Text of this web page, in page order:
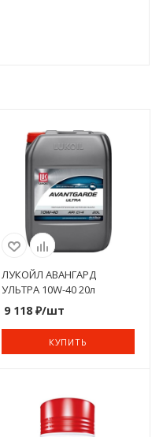
ЛУКОЙЛ АВАНГАРД
УЛЬТРА 10W-40 20л
9 118₽/шт
КУПИТЬ